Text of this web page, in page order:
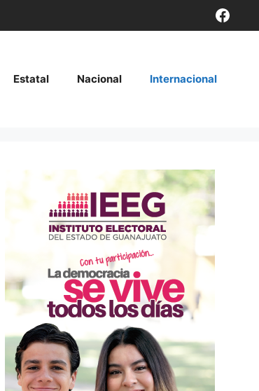
Estatal Nacional Internacional